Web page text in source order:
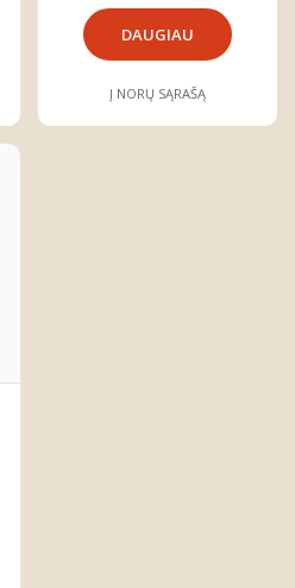
DAUGIAU
Į NORŲ SĄRAŠĄ